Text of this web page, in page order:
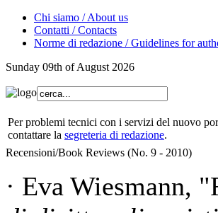
Chi siamo / About us
Contatti / Contacts
Norme di redazione / Guidelines for
Sunday 09th of August 2026
Per problemi tecnici con i servizi del nuovo
contattare la segreteria di redazione.
Recensioni/Book Reviews (No. 9 - 2010)
· Eva Wiesmann,